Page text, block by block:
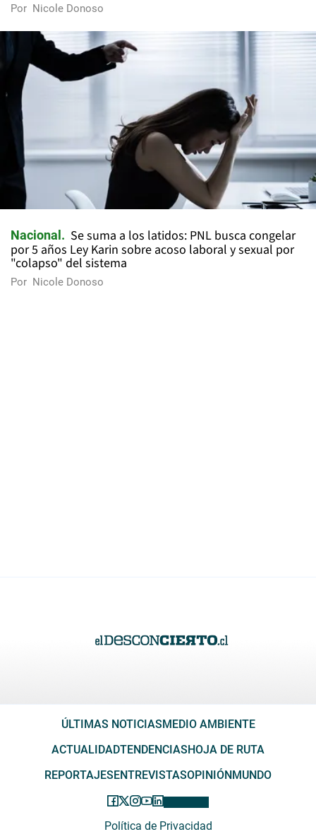
Por Nicole Donoso
Nacional
Se suma a los latidos: PNL busca congelar
por 5 años Ley Karin sobre acoso laboral y sexual por
"colapso" del sistema
Por Nicole Donoso
ÚLTIMAS NOTICIAS MEDIO AMBIENTE
ACTUALIDADTENDENCIAS HOJA DE RUTA
REPORTAJES ENTREVISTASOPINIÓN MUNDO
Política de Privacidad